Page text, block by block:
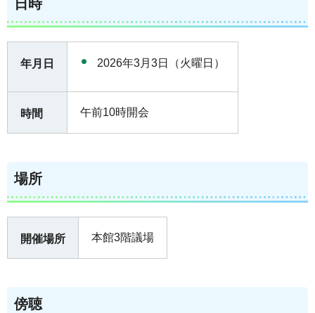
日時
年月日 2026年3月3日（火曜日）
時間 午前10時開会
場所
開催場所 本館3階議場
傍聴